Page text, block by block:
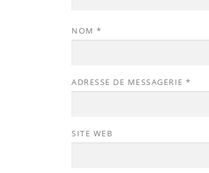
NOM *
ADRESSE DE MESSAGERIE *
SITE WEB